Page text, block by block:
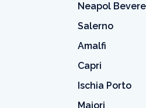
Neapol
Salerno
Amalfi
Capri
Ischia Porto
Maiori